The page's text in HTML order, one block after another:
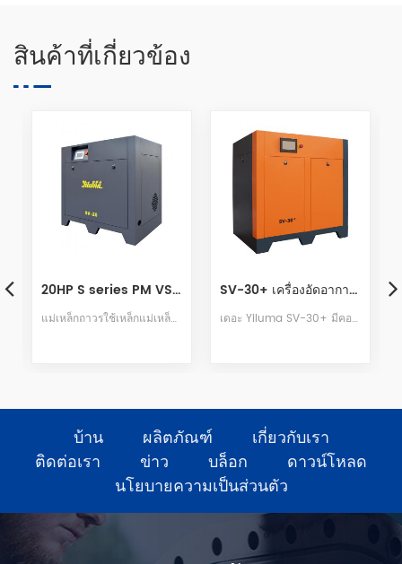
สินค้าที่เกี่ยวข้อง
SV-30+ เครื่องอัดอากาศแบบสกรูแม่เหล็กถาวรความถี่แปรผัน 22 kW
เดอะ Yiluma SV-30+ มีคอมเพรสเซอร์แบบแม่เหล็กถาวรความถี่แปรผันขนาด 22 kW พร้อมความสามารถในการจ่ายสูงสุด 3.45 m³/min (0.7 MPa) ด้วยการผสานเทคโนโลยีการแปลงความถี่อัจฉริยะและตัวควบคุมเฉพาะทางอย่างไร้รอยต่อ จึงมอบลมอัดที่เสถียร สะอาด และจัดการได้ง่ายสำหรับโรงงานขนาดกลาง
132kw Huada AD ซีรีส์แม่เหล็กถาวรความถี่ตัวแปรคอมเพรสเซอร์สกรูสองขั้นตอน
คอมเพรสเซอร์สกรูสองขั้นตอนความถี่แม่เหล็กถาวรซีรีส์ Huada AD ใช้การออกแบบมอเตอร์ประสิทธิภาพสูงพิเศษ ซึ่งมีลักษณะของความเฉื่อยในการหมุนของมอเตอร์ขนาดเล็ก ความถี่การทำงานที่กว้าง ประสิทธิภาพสูง และอายุการใช้งานยาวนาน
บ้าน ผลิตภัณฑ์
เกี่ยวกับเรา
ติดต่อเรา
ข่าว บล็อก
ดาวน์โหลด
นโยบายความเป็นส่วนตัว